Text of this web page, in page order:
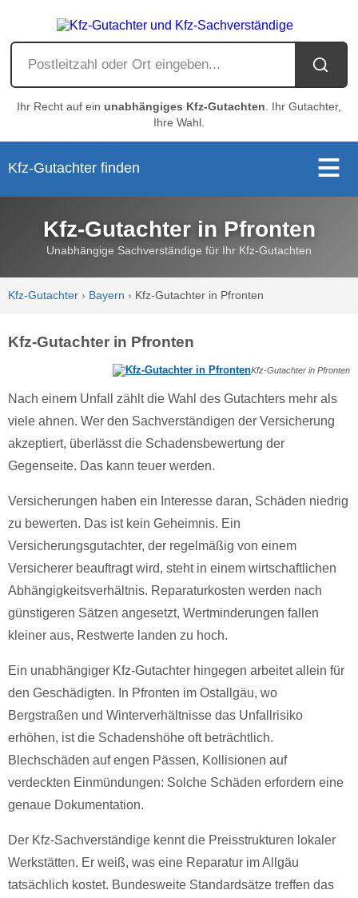
Ihr Recht auf ein unabhängiges Kfz-Gutachten . Ihr Gutachter,
Ihre Wahl.
Kfz-Gutachter finden
Kfz-Gutachter in Pfronten
Unabhängige Sachverständige für Ihr Kfz-Gutachten
Kfz-Gutachter › Bayern › Kfz-Gutachter in Pfronten
Kfz-Gutachter in Pfronten
Kfz-Gutachter in Pfronten
Nach einem Unfall zählt die Wahl des Gutachters mehr als
viele ahnen. Wer den Sachverständigen der Versicherung
akzeptiert, überlässt die Schadensbewertung der
Gegenseite. Das kann teuer werden.
Versicherungen haben ein Interesse daran, Schäden niedrig
zu bewerten. Das ist kein Geheimnis. Ein
Versicherungsgutachter, der regelmäßig von einem
Versicherer beauftragt wird, steht in einem wirtschaftlichen
Abhängigkeitsverhältnis. Reparaturkosten werden nach
günstigeren Sätzen angesetzt, Wertminderungen fallen
kleiner aus, Restwerte landen zu hoch.
Ein unabhängiger Kfz-Gutachter hingegen arbeitet allein für
den Geschädigten. In Pfronten im Ostallgäu, wo
Bergstraßen und Winterverhältnisse das Unfallrisiko
erhöhen, ist die Schadenshöhe oft beträchtlich.
Blechschäden auf engen Pässen, Kollisionen auf
verdeckten Einmündungen: Solche Schäden erfordern eine
genaue Dokumentation.
Der Kfz-Sachverständige kennt die Preisstrukturen lokaler
Werkstätten. Er weiß, was eine Reparatur im Allgäu
tatsächlich kostet. Bundesweite Standardsätze treffen das